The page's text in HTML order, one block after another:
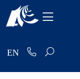
EN